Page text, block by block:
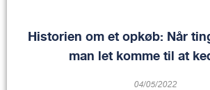
Historien om et opkøb: Når
man let komme til at
04/05/2022